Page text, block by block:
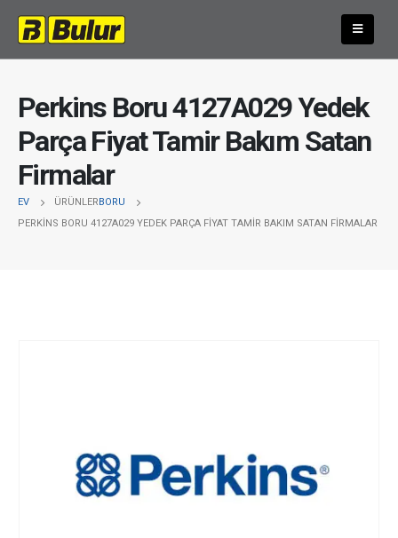
Perkins Boru 4127A029 Yedek
Parça Fiyat Tamir Bakım Satan
Firmalar
EV ÜRÜNLERBORU
PERKINS BORU 4127A029 YEDEK PARÇA FIYAT TAMIR BAKIM SATAN FIRMALAR